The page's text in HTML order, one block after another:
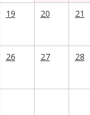
19 20 21
26 27 28